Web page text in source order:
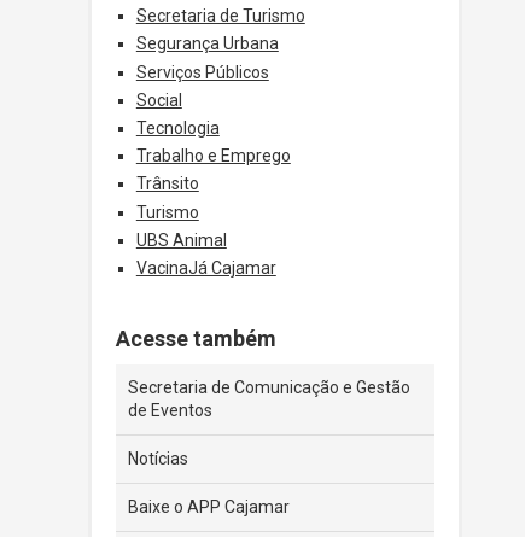
Secretaria de Turismo
Segurança Urbana
Serviços Públicos
Social
Tecnologia
Trabalho e Emprego
Trânsito
Turismo
UBS Animal
VacinaJá Cajamar
Acesse também
Secretaria de Comunicação e Gestão
de Eventos
Notícias
Baixe o APP Cajamar